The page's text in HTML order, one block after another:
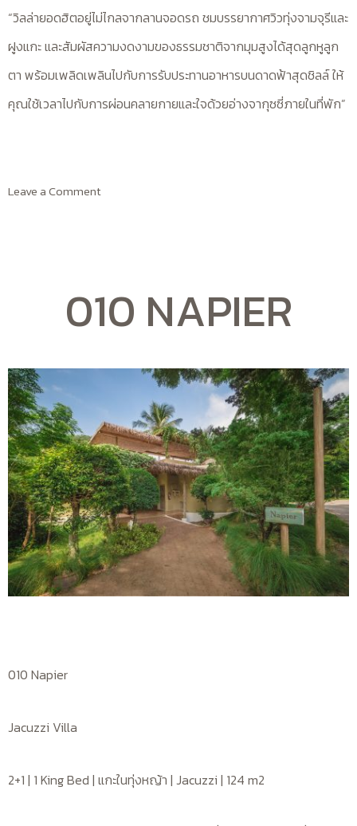
“วิลล่ายอดฮิตอยู่ไม่ไกลจากลานจอดรถ ชมบรรยากาศวิวทุ่งจามจุรีและ
ฝูงแกะ และสัมผัสความงดงามของธรรมชาติจากมุมสูงได้สุดลูกหูลูก
ตา พร้อมเพลิดเพลินไปกับการรับประทานอาหารบนดาดฟ้าสุดชิลล์ ให้
คุณใช้เวลาไปกับการผ่อนคลายกายและใจด้วยอ่างจากุซซี่ภายในที่พัก”
Leave a Comment
010 NAPIER
010 Napier
Jacuzzi Villa
2+1 | 1 King Bed | แกะในทุ่งหญ้า | Jacuzzi | 124 m2